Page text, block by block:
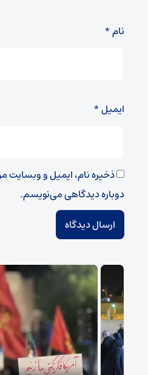
نام*
ایمیل*
ذخیره نام، ایمیل و وبسایت
دوباره دیدگاهی می‌نویسم.